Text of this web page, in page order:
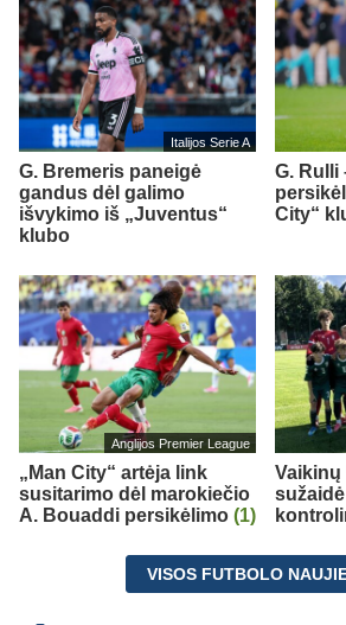
Italijos Serie A
G. Bremeris paneigė
gandus dėl galimo
išvykimo iš „Juventus“
klubo
G. Rulli
City“
Anglijos Premier League
„Man City“ artėja link
susitarimo dėl marokiečio
A. Bouaddi persikėlimo (1)
Vaikinų
VISOS FUTBOLO